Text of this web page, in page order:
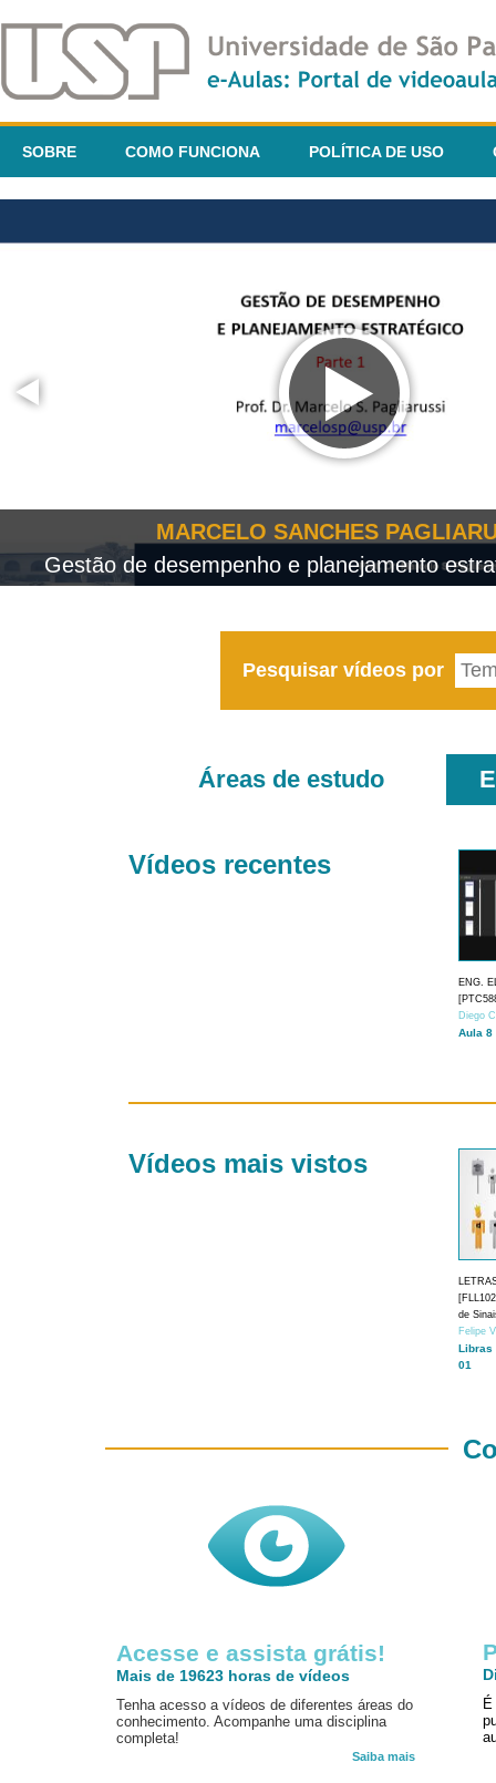
SOBRE COMO FUNCIONA POLÍTICA DE USO
MARCELO SANCHES
Gestão de desempenho e planejamento
Pesquisar vídeos por
Áreas de estudo
Vídeos recentes
ENG.
Diego
Aula 8
Vídeos mais vistos
de
Felipe
Libras
01
Acesse e assista grátis!
Mais de 19623 horas de vídeos
Tenha acesso a vídeos de diferentes áreas do
conhecimento. Acompanhe uma disciplina
completa!
Saiba mais